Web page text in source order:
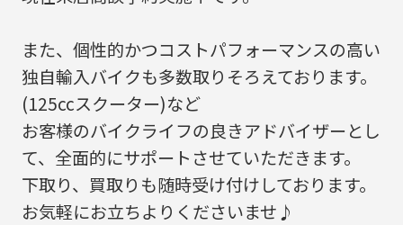
また、個性的かつコストパフォーマンスの高い
独自輸入バイクも多数取りそろえております。
(125ccスクーター)など
お客様のバイクライフの良きアドバイザーとし
て、全面的にサポートさせていただきます。
下取り、買取りも随時受け付けしております。
お気軽にお立ちよりくださいませ♪